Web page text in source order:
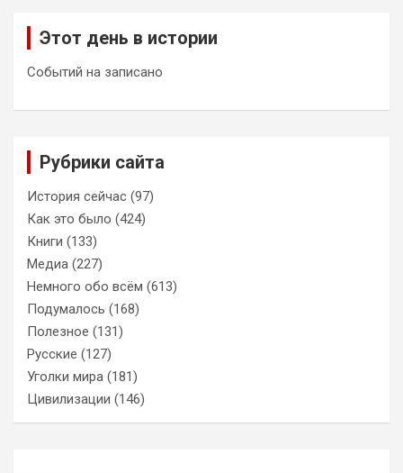
Этот день в истории
Событий на записано
Рубрики сайта
История сейчас (97)
Как это было (424)
Книги (133)
Медиа (227)
Немного обо всём (613)
Подумалось (168)
Полезное (131)
Русские (127)
Уголки мира (181)
Цивилизации (146)